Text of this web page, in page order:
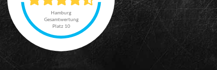
Hamburg
Gesamtwertung
Platz 10